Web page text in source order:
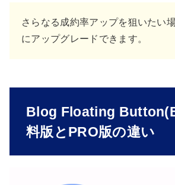
さらなる成約率アップを狙いたい
にアップグレードできます。
Blog Floating
料版とPRO版の違い